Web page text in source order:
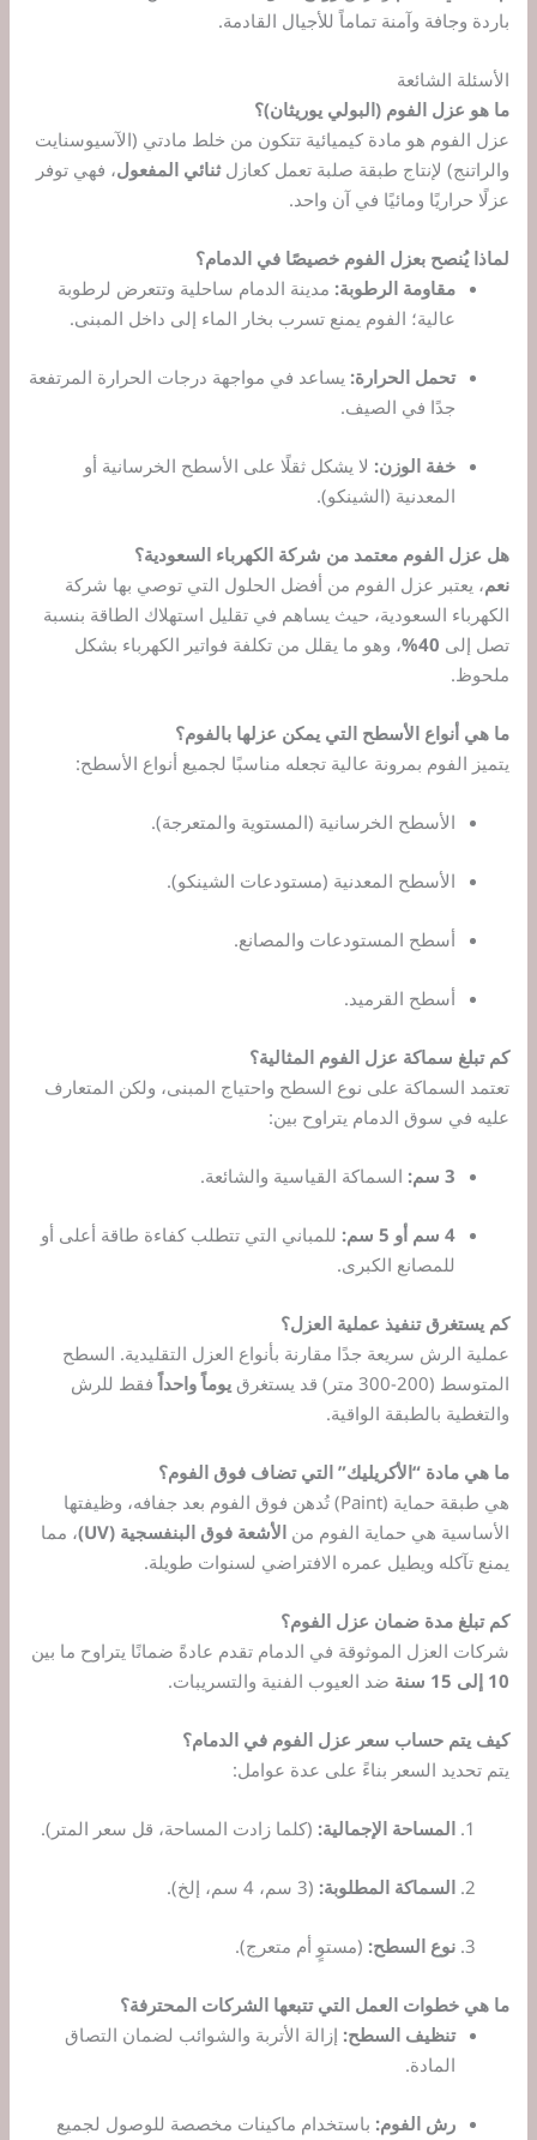
باردة وجافة وآمنة تماماً للأجيال القادمة.
الأسئلة الشائعة
ما هو عزل الفوم (البولي يوريثان)؟
عزل الفوم هو مادة كيميائية تتكون من خلط مادتي (الآسيوسنايت
والراتنج) لإنتاج طبقة صلبة تعمل كعازلثنائي المفعول، فهي توفر
عزلًا حراريًا ومائيًا في آن واحد.
لماذا يُنصح بعزل الفوم خصيصًا في الدمام؟
مقاومة الرطوبة: مدينة الدمام ساحلية وتتعرض لرطوبة
عالية؛ الفوم يمنع تسرب بخار الماء إلى داخل المبنى.
تحمل الحرارة: يساعد في مواجهة درجات الحرارة المرتفعة
جدًا في الصيف.
خفة الوزن: لا يشكل ثقلًا على الأسطح الخرسانية أو
المعدنية (الشينكو).
هل عزل الفوم معتمد من شركة الكهرباء السعودية؟
نعم، يعتبر عزل الفوم من أفضل الحلول التي توصي بها شركة
الكهرباء السعودية، حيث يساهم في تقليل استهلاك الطاقة بنسبة
تصل إلى 40%
، وهو ما يقلل من تكلفة فواتير الكهرباء بشكل
ملحوظ.
ما هي أنواع الأسطح التي يمكن عزلها بالفوم؟
يتميز الفوم بمرونة عالية تجعله مناسبًا لجميع أنواع الأسطح:
الأسطح الخرسانية (المستوية والمتعرجة).
الأسطح المعدنية (مستودعات الشينكو).
أسطح المستودعات والمصانع.
أسطح القرميد.
كم تبلغ سماكة عزل الفوم المثالية؟
تعتمد السماكة على نوع السطح واحتياج المبنى، ولكن المتعارف
عليه في سوق الدمام يتراوح بين:
3 سم: السماكة القياسية والشائعة.
4 سم أو 5 سم:
للمباني التي تتطلب كفاءة طاقة أعلى أو
للمصانع الكبرى.
كم يستغرق تنفيذ عملية العزل؟
عملية الرش سريعة جدًا مقارنة بأنواع العزل التقليدية. السطح
المتوسط (200-300 متر) قد يستغرق
يوماً واحداًفقط للرش
والتغطية بالطبقة الواقية.
ما هي مادة “الأكريليك” التي تضاف فوق الفوم؟
هي طبقة حماية (Paint) تُدهن فوق الفوم بعد جفافه، وظيفتها
الأساسية هي حماية الفوم منالأشعة فوق البنفسجية (UV)
، مما
يمنع تآكله ويطيل عمره الافتراضي لسنوات طويلة.
كم تبلغ مدة ضمان عزل الفوم؟
شركات العزل الموثوقة في الدمام تقدم عادةً ضمانًا يتراوح ما بين
10 إلى 15 سنة
ضد العيوب الفنية والتسريبات.
كيف يتم حساب سعر عزل الفوم في الدمام؟
يتم تحديد السعر بناءً على عدة عوامل:
المساحة الإجمالية: (كلما زادت المساحة، قل سعر المتر).
السماكة المطلوبة: (3 سم، 4 سم، إلخ).
نوع السطح: (مستوٍ أم متعرج).
ما هي خطوات العمل التي تتبعها الشركات المحترفة؟
تنظيف السطح: إزالة الأتربة والشوائب لضمان التصاق
المادة.
رش الفوم: باستخدام ماكينات مخصصة للوصول لجميع